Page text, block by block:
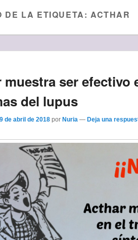
DE LA ETIQUETA:ACTHAR
ser efectivo
del lupus
de abril de 2018 por Nuria — Deja una